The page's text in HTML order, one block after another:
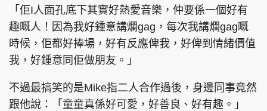
頭條搵工 EDUPLUS
關於我們
聯絡我們
隱私政策聲明
使用條款
版權及免責聲明
「佢I人面孔底下其實好熱愛音樂，仲要係一個好有
趣嘅人！因為我好鍾意講爛gag，每次我講爛gag嘅
時候，佢都好捧場，好有反應俾我，好俾到情緒價值
我，好鍾意同佢做朋友。」
不過最搞笑的是Mike指二人合作過後，身邊同事竟然
跟他說：「童童真係好可愛，好善良、好有趣。」